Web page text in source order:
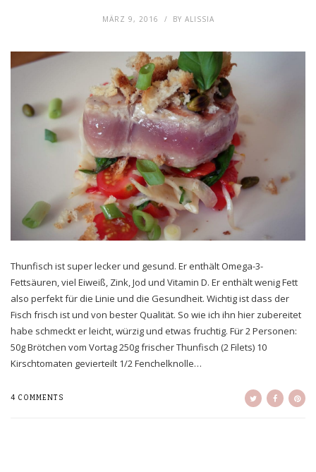
MÄRZ 9, 2016 BY ALISSIA
Thunfisch ist super lecker und gesund. Er enthält Omega-3-
Fettsäuren, viel Eiweiß, Zink, Jod und Vitamin D. Er enthält wenig Fett
also perfekt für die Linie und die Gesundheit. Wichtig ist dass der
Fisch frisch ist und von bester Qualität. So wie ich ihn hier zubereitet
habe schmeckt er leicht, würzig und etwas fruchtig. Für 2 Personen:
50g Brötchen vom Vortag 250g frischer Thunfisch (2 Filets) 10
Kirschtomaten gevierteilt 1/2 Fenchelknolle…
4 COMMENTS